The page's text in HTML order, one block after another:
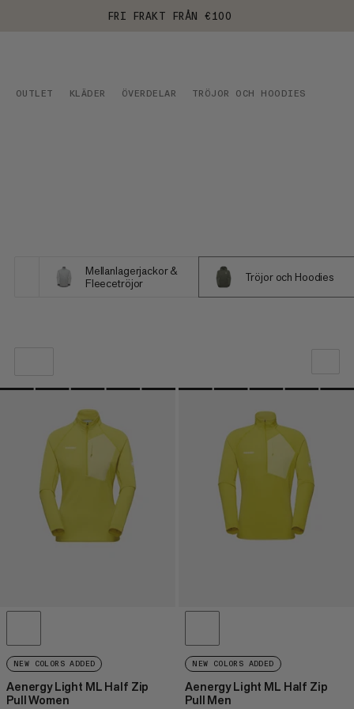
FRI FRAKT FRÅN €100
OUTLET KLÄDER ÖVERDELAR TRÖJOR OCH HOODIES
Mellanlagerjackor &
Fleecetröjor
Tröjor och Hoodies
VÅR REKOMMENDATION
PRIS LÅGT TILL HÖGT
PRIS HÖG TILL LÅG
VAD ÄR NYTT
BETYG
NEW COLORS ADDED
Aenergy Light ML Half Zip
Pull Women
NEW COLORS ADDED
Aenergy Light ML Half Zip
Pull Men